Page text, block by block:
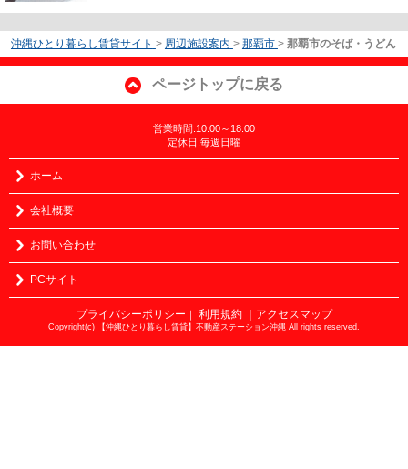
沖縄ひとり暮らし賃貸サイト > 周辺施設案内 > 那覇市 > 那覇市のそば・うどん
ページトップに戻る
営業時間:10:00～18:00
定休日:毎週日曜
ホーム
会社概要
お問い合わせ
PCサイト
プライバシーポリシー ｜ 利用規約 ｜アクセスマップ
Copyright(c) 【沖縄ひとり暮らし賃貸】不動産ステーション沖縄 All rights reserved.